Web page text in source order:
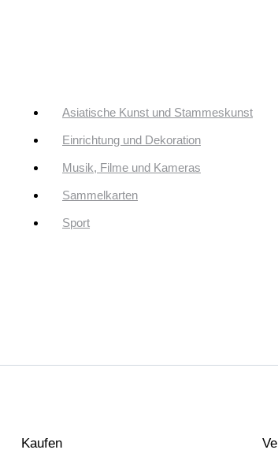
Asiatische Kunst und Stammeskunst
Einrichtung und Dekoration
Musik, Filme und Kameras
Sammelkarten
Sport
Kaufen